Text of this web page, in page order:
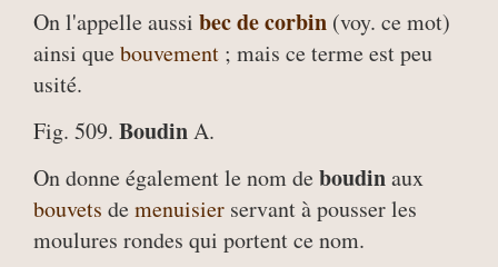
On l'appelle aussi bec de corbin (voy. ce mot)
ainsi quebouvement ; mais ce terme est peu
usité.
Fig. 509. BoudinA.
On donne également le nom deboudinaux
bouvets demenuisier servant à pousser les
moulures rondes qui portent ce nom.